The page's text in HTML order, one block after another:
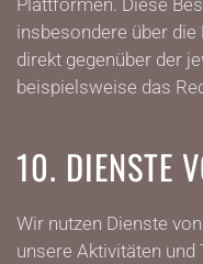
Plattformen. Diese
insbesondere über
direkt gegenüber der
beispielsweise das
10. DIENSTE
Wir nutzen Dienste
unsere Aktivitäten und